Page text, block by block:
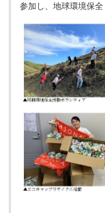
参加し、地球環境保全